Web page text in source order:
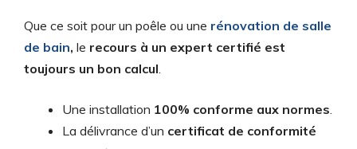
Que ce soit pour un poêle ou une rénovation de salle
de bain, le recours à un expert certifié est
toujours un bon calcul
Une installation 100% conforme aux normes
La délivrance d’un certificat de conformité